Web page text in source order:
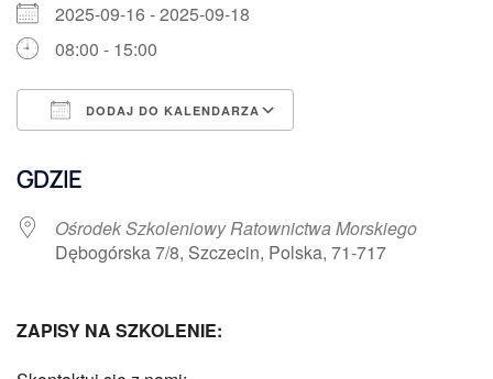
2025-09-16 - 2025-09-18
08:00 - 15:00
DODAJ DO KALENDARZA
GDZIE
Ośrodek Szkoleniowy Ratownictwa Morskiego
Dębogórska 7/8, Szczecin, Polska, 71-717
ZAPISY NA SZKOLENIE: